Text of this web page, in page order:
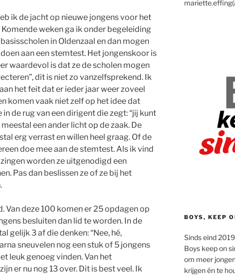
ik de jacht op nieuwe jongens voor het
weken ga ik onder begeleiding
in Oldenzaal en dan mogen
aan een stemtest. Het jongenskoor is
waardevol is dat ze de scholen mogen
dit is niet zo vanzelfsprekend. Ik
het feit dat er ieder jaar weer zoveel
komen vaak niet zelf op het idee dat
de rug van een dirigent die zegt: “jij kunt
een ander licht op de zaak. De
erg verrast en willen heel graag. Of de
doe mee aan de stemtest. Als ik vind
worden ze uitgenodigd een
Pas dan beslissen ze of ze bij het
Van deze 100 komen er 25 opdagen op
besluiten dan lid te worden. In de
gelijk 3 af die denken: “Nee, hé,
sneuvelen nog een stuk of 5 jongens
leuk genoeg vinden. Van het
er nu nog 13 over. Dit is best veel. Ik
BOYS, KEEP
Sinds eind
Boys keep on
om meer
krijgen én te